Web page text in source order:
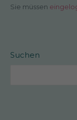
Sie müssen
Suchen